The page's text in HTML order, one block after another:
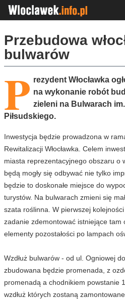
Przebudowa
bulwarów
P rezydent Włocławka
na wykonanie robót
zieleni na Bulwarach
Piłsudskiego.
Inwestycja będzie prowadzona w
Rewitalizacji Włocławka. Celem
miasta reprezentacyjnego obszaru o
będą mogły się odbywać nie tylko
będzie to doskonałe miejsce do
turystów. Na bulwarach zmieni się
szata roślinna. W pierwszej
zadanie zdemontować istniejące tam
elementy pozostałości po lampach
Wzdłuż bulwarów - od ul. Ogniowej
zbudowana będzie promenada, z
promenadą a chodnikiem powstanie
wzdłuż których zostaną zamontowane